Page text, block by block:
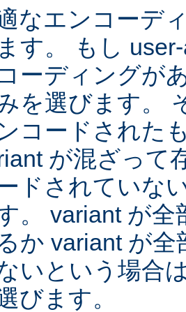
なエンコーデ
す。 もし
ーディングが
を選びます。
コードされた
が混ざって
ドされていな
。 variant が
か variant が
いという場合
びます。